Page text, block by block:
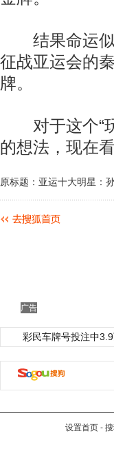
结果命运似
征战亚运会的
牌。
对于这个“玩
的想法，现在
原标题：亚运十大明星：
广告
彩民车牌号投注中
设置首页 -